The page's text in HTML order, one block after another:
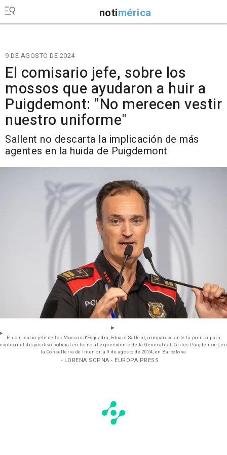
notimérica
9 DE AGOSTO DE 2024
El comisario jefe, sobre los
mossos que ayudaron a huir a
Puigdemont: "No merecen vestir
nuestro uniforme"
Sallent no descarta la implicación de más
agentes en la huida de Puigdemont
El comisario jefe de los Mossos d'Esquadra, Eduard Sallent, comparece ante la prensa para
explicar el dispositivo policial en torno al expresidente de la Generalitat, Carles Puigdemont, en
la Conselleria de Interior, a 9 de agosto de 2024, en Barcelona
- LORENA SOPNA - EUROPA PRESS